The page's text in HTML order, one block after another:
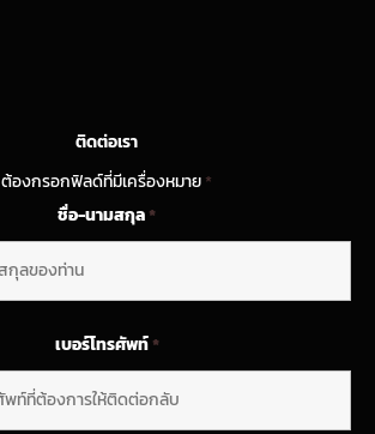
ติดต่อเรา
ต้องกรอกฟิลด์ที่มีเครื่องหมาย*
ชื่อ-นามสกุล*
เบอร์โทรศัพท์*